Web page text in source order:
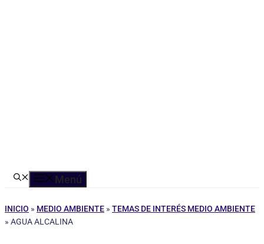
Menú
INICIO » MEDIO AMBIENTE » TEMAS DE INTERÉS MEDIO AMBIENTE
» AGUA ALCALINA